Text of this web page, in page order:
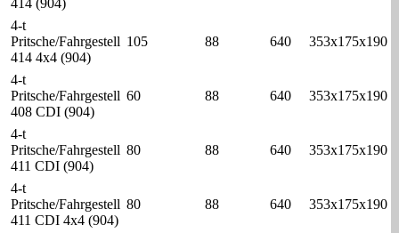
4-t
Pritsche/Fahrgestell
414 4x4 (904)
105 88 640 353x175x190
4-t
Pritsche/Fahrgestell
408 CDI (904)
60 88 640 353x175x190
4-t
Pritsche/Fahrgestell
411 CDI (904)
80 88 640 353x175x190
4-t
Pritsche/Fahrgestell
411 CDI 4x4 (904)
80 88 640 353x175x190